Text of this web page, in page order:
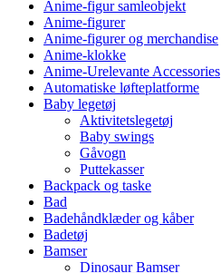
Anime-figur samleobjekt
Anime-figurer
Anime-figurer og merchandise
Anime-klokke
Anime-Urelevante Accessories
Automatiske løfteplatforme
Baby legetøj
Aktivitetslegetøj
Baby swings
Gåvogn
Puttekasser
Backpack og taske
Bad
Badehåndklæder og kåber
Badetøj
Bamser
Dinosaur Bamser